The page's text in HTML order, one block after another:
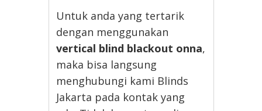
Untuk anda yang tertarik
dengan menggunakan
vertical blind blackout onna,
maka bisa langsung
menghubungi kami Blinds
Jakarta pada kontak yang